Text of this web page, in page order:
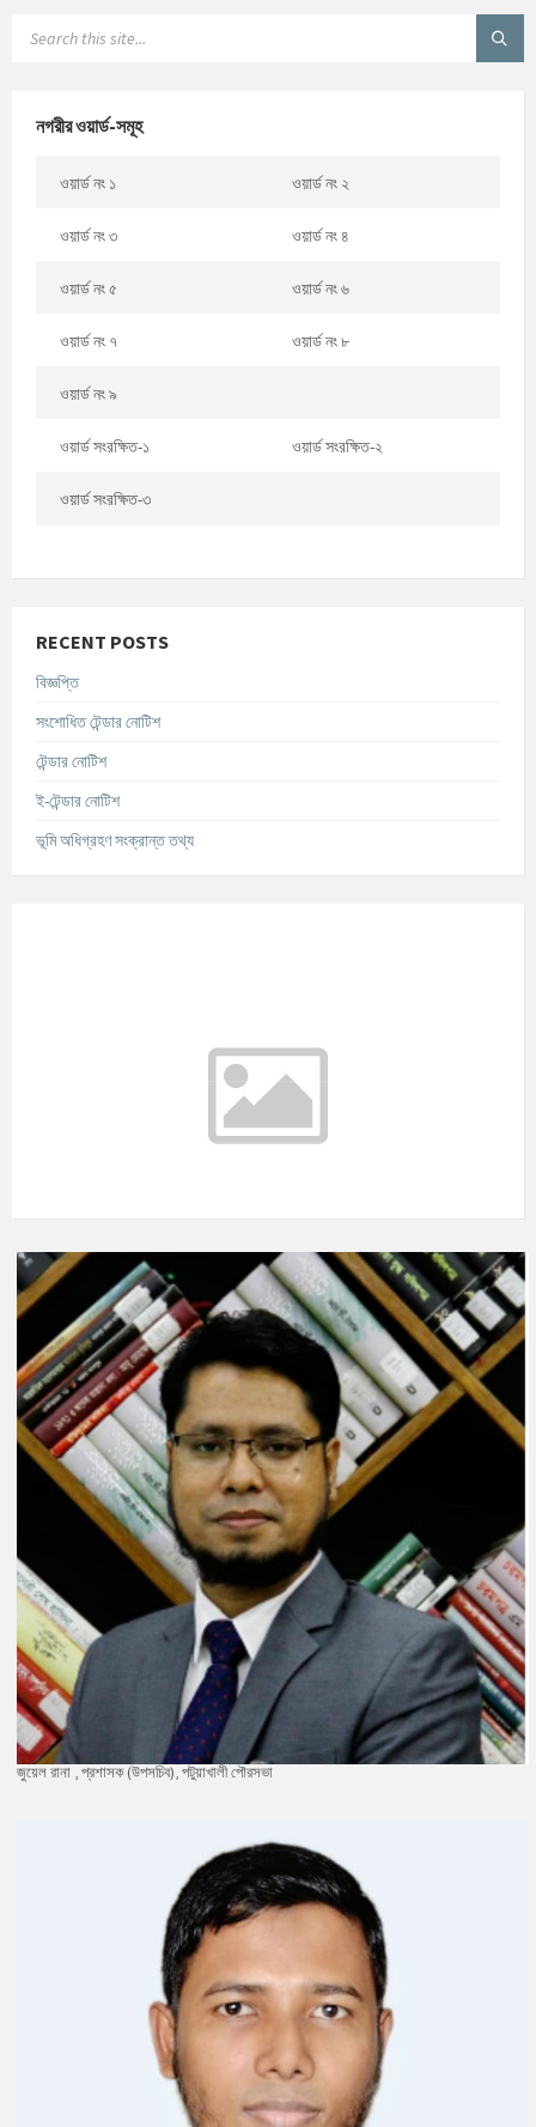
নগরীর ওয়ার্ড-সমূহ
ওয়ার্ড নং ১ ওয়ার্ড নং ২
ওয়ার্ড নং ৩ ওয়ার্ড নং ৪
ওয়ার্ড নং ৫ ওয়ার্ড নং ৬
ওয়ার্ড নং ৭ ওয়ার্ড নং ৮
ওয়ার্ড নং ৯
ওয়ার্ড সংরক্ষিত-১ ওয়ার্ড সংরক্ষিত-২
ওয়ার্ড সংরক্ষিত-৩
RECENT POSTS
বিজ্ঞপ্তি
সংশোধিত টেন্ডার নোটিশ
টেন্ডার নোটিশ
ই-টেন্ডার নোটিশ
ভূমি অধিগ্রহণ সংক্রান্ত তথ্য
জুয়েল রানা , প্রশাসক (উপসচিব), পটুয়াখালী পৌরসভা